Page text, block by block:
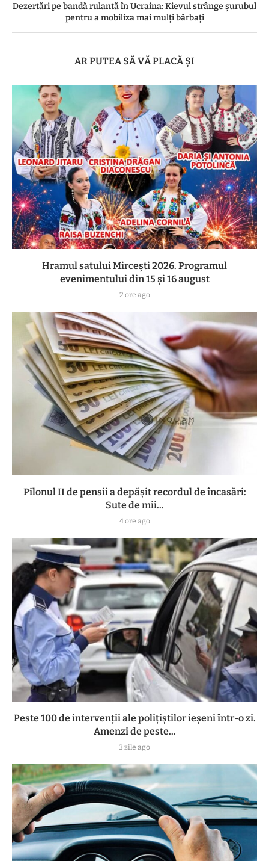
Dezertări pe bandă rulantă în Ucraina: Kievul strânge șurubul
pentru a mobiliza mai mulți bărbați
AR PUTEA SĂ VĂ PLACĂ ȘI
Hramul satului Mircești 2026. Programul
evenimentului din 15 și 16 august
2 ore ago
Pilonul II de pensii a depășit recordul de încasări:
Sute de mii...
4 ore ago
Peste 100 de intervenții ale polițiștilor ieșeni într-o zi.
Amenzi de peste...
3 zile ago